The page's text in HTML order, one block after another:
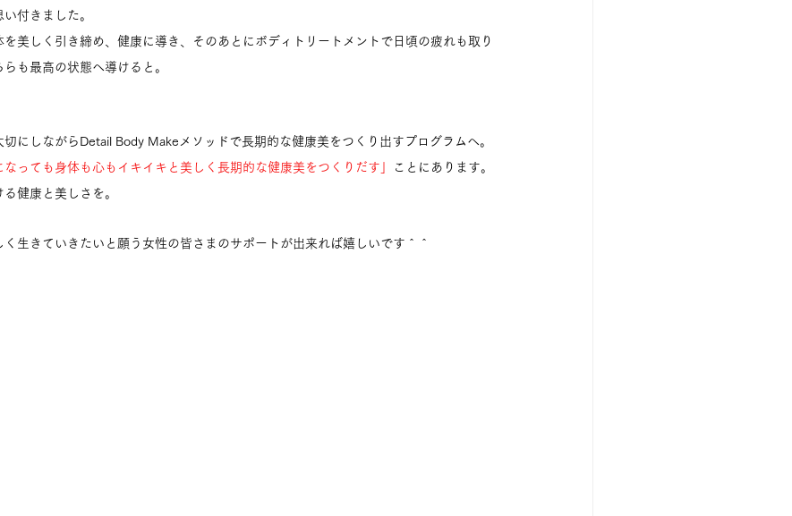
付きました。
美しく引き締め、健康に導き、そのあとにボディトリートメントで日頃の疲れも取り
も最高の状態へ導けると。
にしながらDetail Body Makeメソッドで長期的な健康美をつくり出すプログラムへ。
なっても身体も心もイキイキと美しく長期的な健康美をつくりだす」 ことにあります。
健康と美しさを。
生きていきたいと願う女性の皆さまのサポートが出来れば嬉しいです＾＾